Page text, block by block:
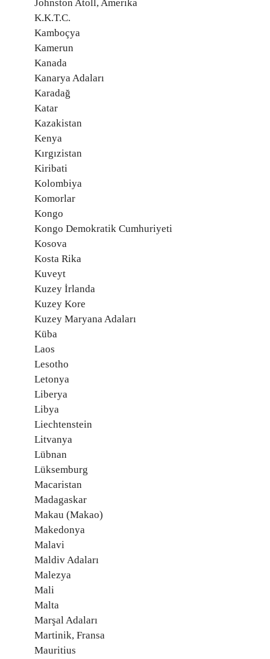
Johnston Atoll, Amerika
K.K.T.C.
Kamboçya
Kamerun
Kanada
Kanarya Adaları
Karadağ
Katar
Kazakistan
Kenya
Kırgızistan
Kiribati
Kolombiya
Komorlar
Kongo
Kongo Demokratik Cumhuriyeti
Kosova
Kosta Rika
Kuveyt
Kuzey İrlanda
Kuzey Kore
Kuzey Maryana Adaları
Küba
Laos
Lesotho
Letonya
Liberya
Libya
Liechtenstein
Litvanya
Lübnan
Lüksemburg
Macaristan
Madagaskar
Makau (Makao)
Makedonya
Malavi
Maldiv Adaları
Malezya
Mali
Malta
Marşal Adaları
Martinik, Fransa
Mauritius